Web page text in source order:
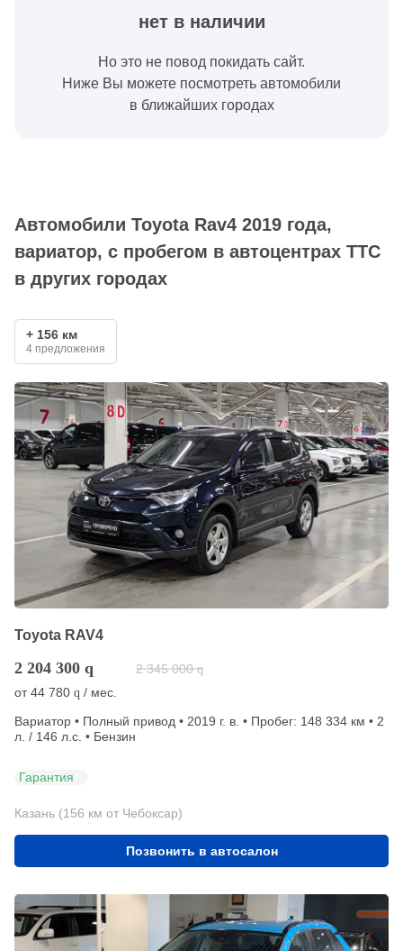
нет в наличии
Но это не повод покидать сайт.
Ниже Вы можете посмотреть автомобили
в ближайших городах
Автомобили Toyota Rav4 2019 года,
вариатор, с пробегом в автоцентрах ТТС
в других городах
+ 156 км
4 предложения
Toyota RAV4
2 204 300 q 2 345 000 q
от44 780 q / мес.
Вариатор • Полный привод • 2019 г. в. • Пробег: 148 334 км • 2
л. / 146 л.с. • Бензин
Гарантия
Казань (156 км от Чебоксар)
Позвонить в автосалон